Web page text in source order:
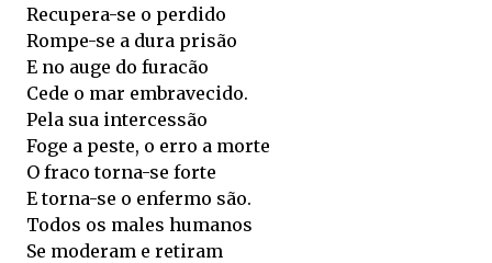
Recupera-se o perdido
Rompe-se a dura prisão
E no auge do furacão
Cede o mar embravecido.
Pela sua intercessão
Foge a peste, o erro a morte
O fraco torna-se forte
E torna-se o enfermo são.
Todos os males humanos
Se moderam e retiram